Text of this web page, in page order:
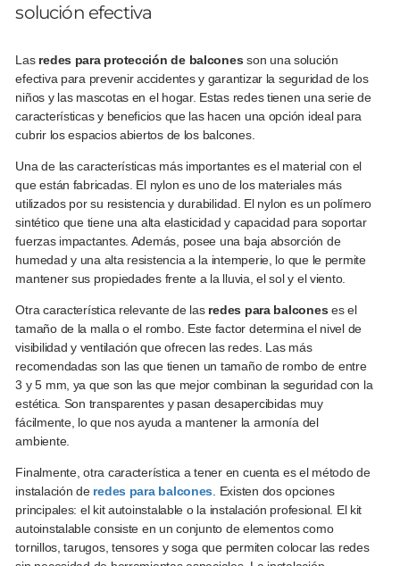
solución efectiva
Las redes para protección de balconesson una solución
efectiva para prevenir accidentes y garantizar la seguridad de los
niños y las mascotas en el hogar. Estas redes tienen una serie de
características y beneficios que las hacen una opción ideal para
cubrir los espacios abiertos de los balcones.
Una de las características más importantes es el material con el
que están fabricadas. El nylon es uno de los materiales más
utilizados por su resistencia y durabilidad. El nylon es un polímero
sintético que tiene una alta elasticidad y capacidad para soportar
fuerzas impactantes. Además, posee una baja absorción de
humedad y una alta resistencia a la intemperie, lo que le permite
mantener sus propiedades frente a la lluvia, el sol y el viento.
Otra característica relevante de las redes para balcones es el
tamaño de la malla o el rombo. Este factor determina el nivel de
visibilidad y ventilación que ofrecen las redes. Las más
recomendadas son las que tienen un tamaño de rombo de entre
3 y 5 mm, ya que son las que mejor combinan la seguridad con la
estética. Son transparentes y pasan desapercibidas muy
fácilmente, lo que nos ayuda a mantener la armonía del
ambiente.
Finalmente, otra característica a tener en cuenta es el método de
instalación de redes para balcones. Existen dos opciones
principales: el kit autoinstalable o la instalación profesional. El kit
autoinstalable consiste en un conjunto de elementos como
tornillos, tarugos, tensores y soga que permiten colocar las redes